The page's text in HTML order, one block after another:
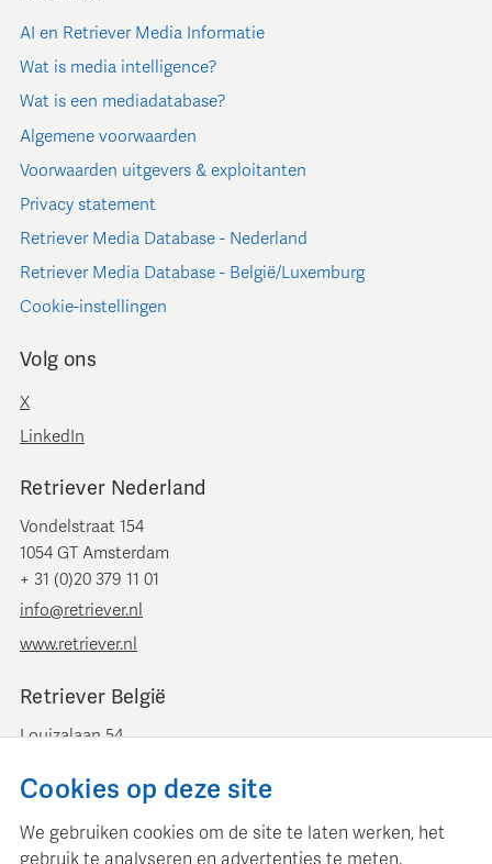
AI en Retriever Media Informatie
Wat is media intelligence?
Wat is een mediadatabase?
Algemene voorwaarden
Voorwaarden uitgevers & exploitanten
Privacy statement
Retriever Media Database - Nederland
Retriever Media Database - België/Luxemburg
Cookie-instellingen
Volg ons
X
LinkedIn
Retriever Nederland
Vondelstraat 154
1054 GT Amsterdam
+ 31 (0)20 379 11 01
info@retriever.nl
www.retriever.nl
Retriever België
Louizalaan 54
+ 32 (0)2 893 00 52
www.retrievermedia.be
Cookies op deze site
We gebruiken cookies om de site te laten werken, het
gebruik te analyseren en advertenties te meten.